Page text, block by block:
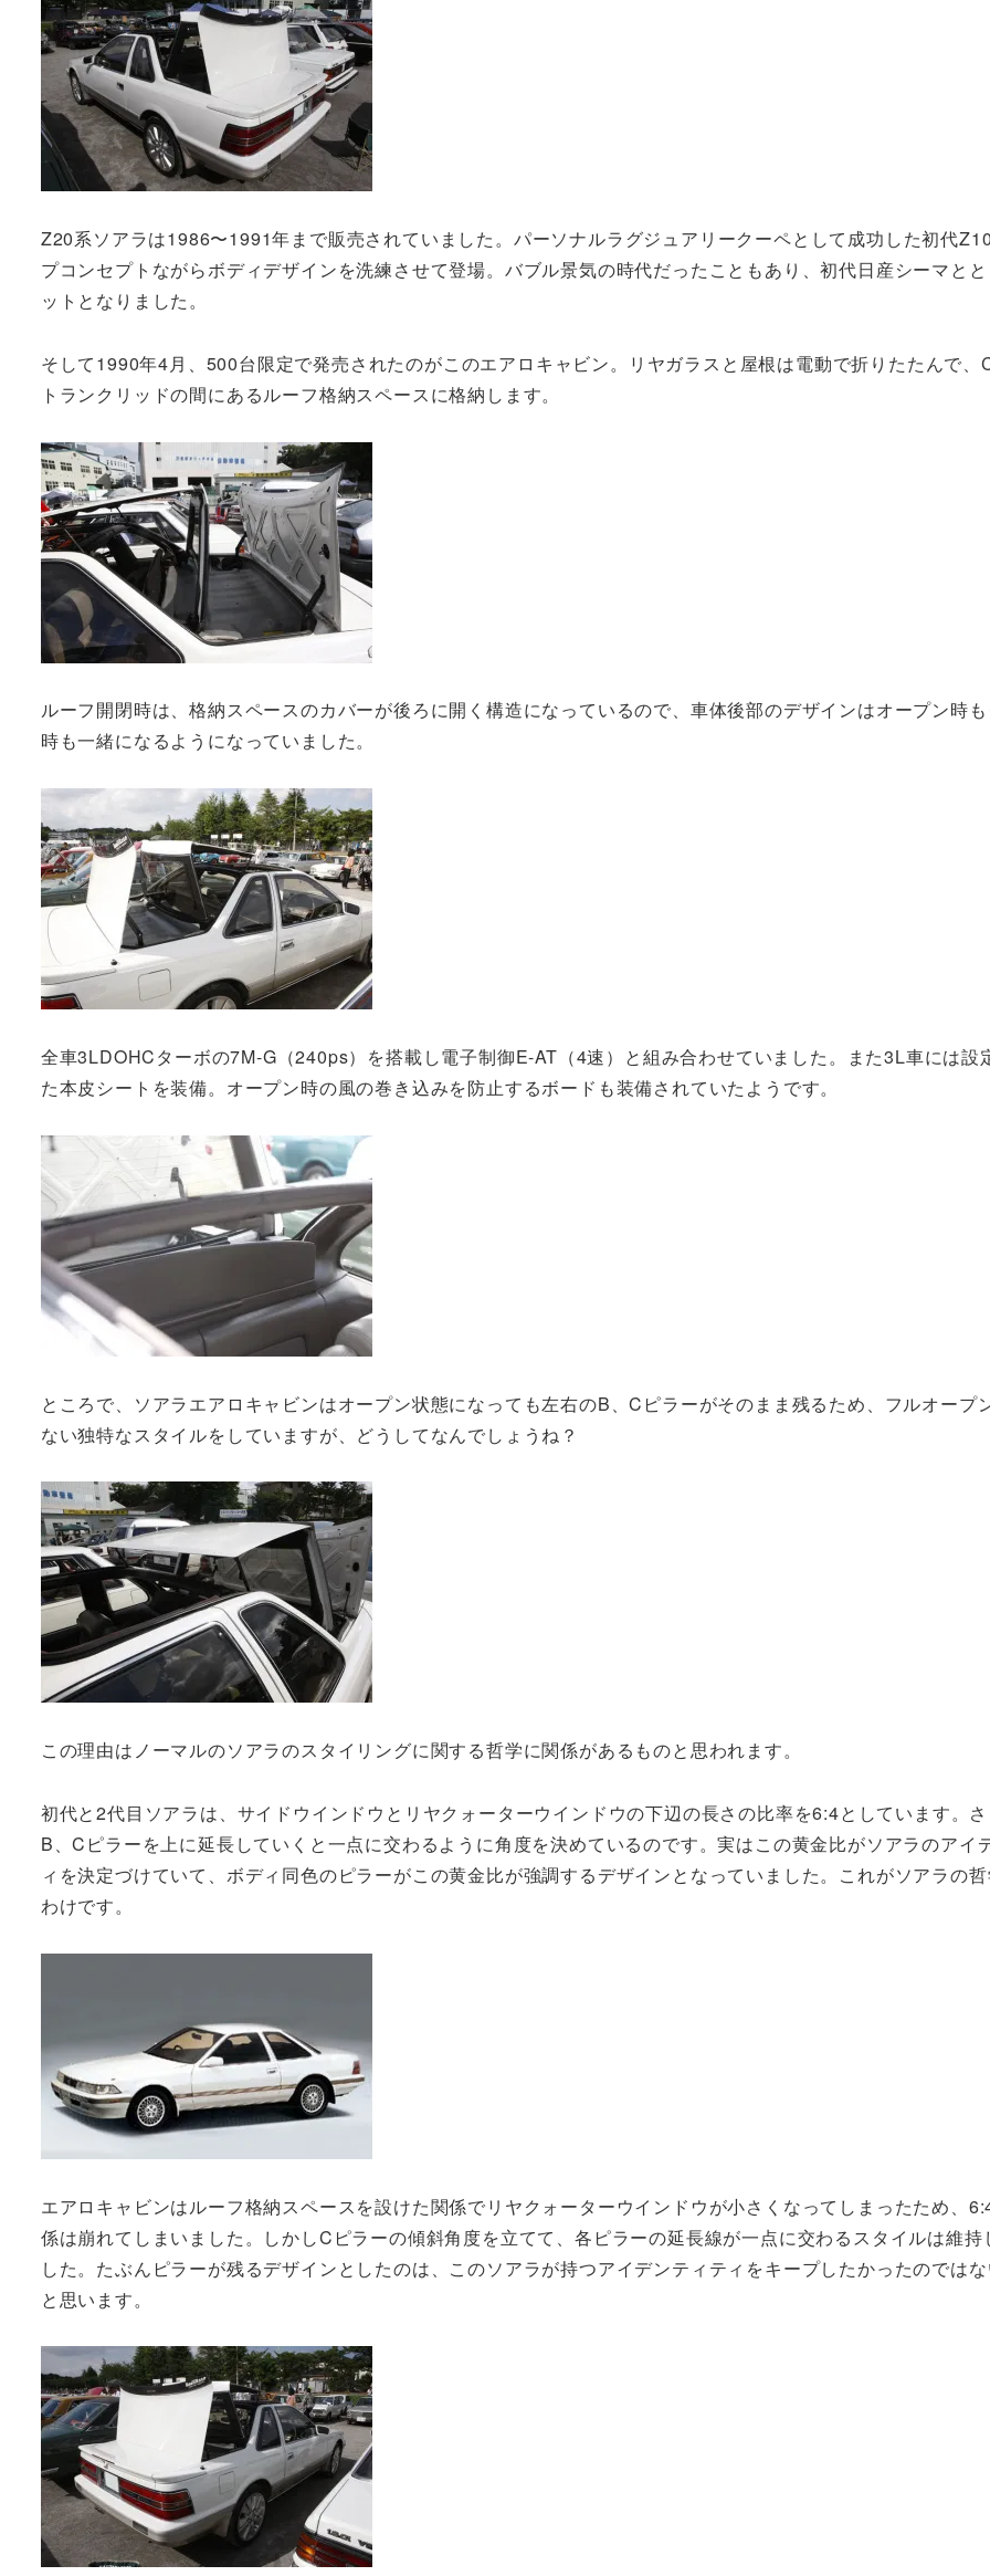
Z20系ソアラは1986〜1991年まで販売されていました。パーソナルラグジュアリークーペとして成功した初代
プコンセプトながらボディデザインを洗練させて登場。バブル景気の時代だったこともあり、初代日産シーマと
ットとなりました。
そして1990年4月、500台限定で発売されたのがこのエアロキャビン。リヤガラスと屋根は電動で折りたたんで、
トランクリッドの間にあるルーフ格納スペースに格納します。
ルーフ開閉時は、格納スペースのカバーが後ろに開く構造になっているので、車体後部のデザインはオープン時
時も一緒になるようになっていました。
全車3LDOHCターボの7M-G（240ps）を搭載し電子制御E-AT（4速）と組み合わせていました。また3L車には設
た本皮シートを装備。オープン時の風の巻き込みを防止するボードも装備されていたようです。
ところで、ソアラエアロキャビンはオープン状態になっても左右のB、Cピラーがそのまま残るため、フルオープ
ない独特なスタイルをしていますが、どうしてなんでしょうね？
この理由はノーマルのソアラのスタイリングに関する哲学に関係があるものと思われます。
初代と2代目ソアラは、サイドウインドウとリヤクォーターウインドウの下辺の長さの比率を6:4としています。
B、Cピラーを上に延長していくと一点に交わるように角度を決めているのです。実はこの黄金比がソアラのアイ
ィを決定づけていて、ボディ同色のピラーがこの黄金比が強調するデザインとなっていました。これがソアラの
わけです。
エアロキャビンはルーフ格納スペースを設けた関係でリヤクォーターウインドウが小さくなってしまったため、
係は崩れてしまいました。しかしCピラーの傾斜角度を立てて、各ピラーの延長線が一点に交わるスタイルは維持
した。たぶんピラーが残るデザインとしたのは、このソアラが持つアイデンティティをキープしたかったのでは
と思います。